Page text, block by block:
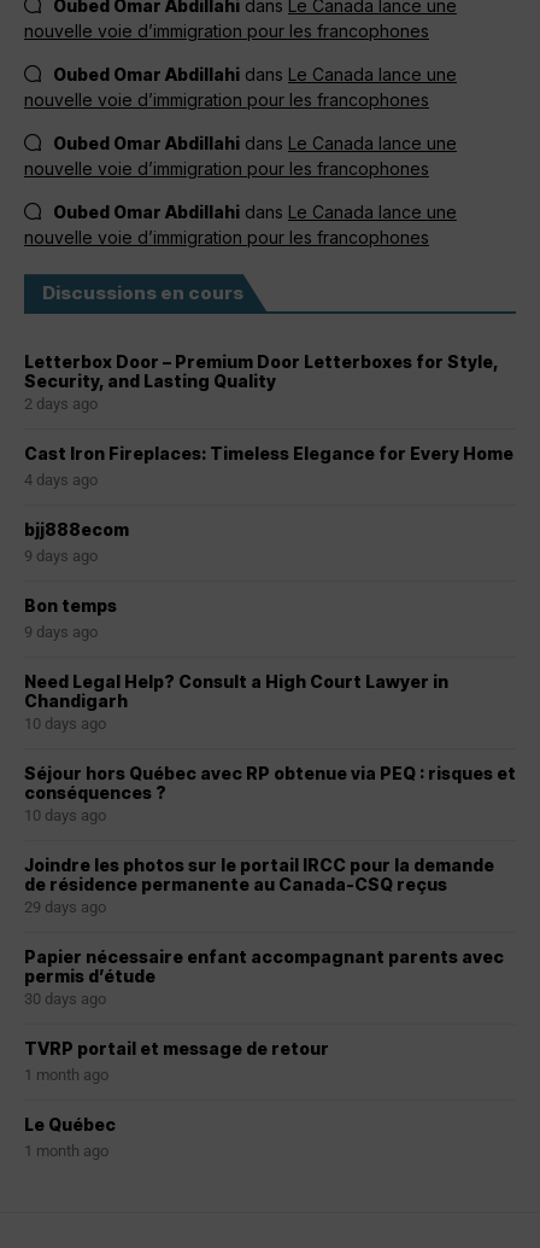
Oubed Omar Abdillahi dans
Le Canada lance une
nouvelle voie d’immigration pour les francophones
Oubed Omar Abdillahi dans Le Canada lance une
nouvelle voie d’immigration pour les francophones
Oubed Omar Abdillahi dans Le Canada lance une
nouvelle voie d’immigration pour les francophones
Oubed Omar Abdillahi dans Le Canada lance une
nouvelle voie d’immigration pour les francophones
Discussions en cours
Letterbox Door – Premium Door Letterboxes for Style,
Security, and Lasting Quality
2 days ago
Cast Iron Fireplaces: Timeless Elegance for Every Home
4 days ago
bjj888ecom
9 days ago
Bon temps
9 days ago
Need Legal Help? Consult a High Court Lawyer in
Chandigarh
10 days ago
Séjour hors Québec avec RP obtenue via PEQ : risques et
conséquences ?
10 days ago
Joindre les photos sur le portail IRCC pour la demande
de résidence permanente au Canada-CSQ reçus
29 days ago
Papier nécessaire enfant accompagnant parents avec
permis d’étude
30 days ago
TVRP portail et message de retour
1 month ago
Le Québec
1 month ago